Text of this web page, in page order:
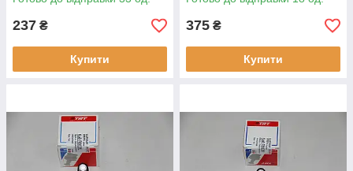
Rio 2011
237 ₴
Купити
375 ₴
Купити